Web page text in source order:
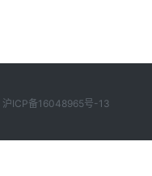
沪ICP备16048965号-13